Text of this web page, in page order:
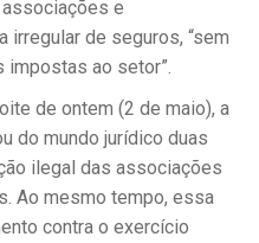
e
de seguros, “sem
impostas ao setor”.
de ontem (2 de maio), a
do mundo jurídico duas
ilegal das associações
Ao mesmo tempo, essa
contra o exercício